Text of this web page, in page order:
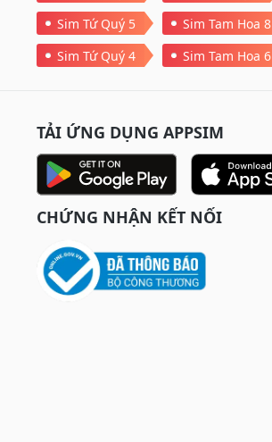
Sim Tứ Quý 5
Sim Tam Hoa 8
Sim Tứ Quý 4
Sim Tam Hoa 6
TẢI ỨNG DỤNG APPSIM
CHỨNG NHẬN KẾT NỐI